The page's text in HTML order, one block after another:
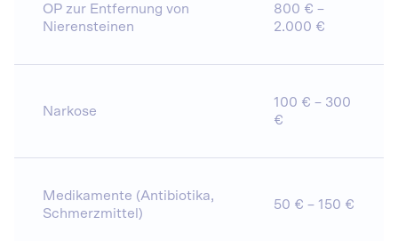
OP zur Entfernung von
Nierensteinen
800 € –
2.000 €
Narkose
100 € – 300
€
Medikamente (Antibiotika,
Schmerzmittel)
50 € – 150 €